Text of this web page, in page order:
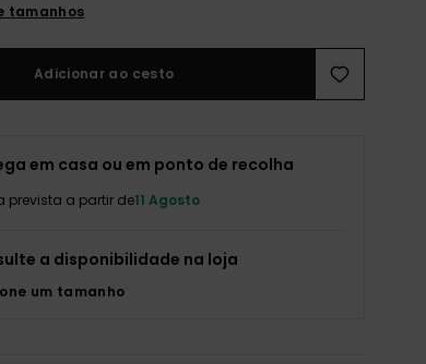
tamanhos
Adicionar ao cesto
em casa ou em ponto de recolha
prevista a partir de11 Agosto
a disponibilidade na loja
um tamanho